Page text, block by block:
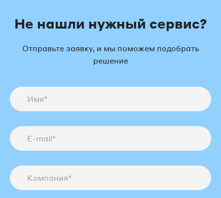
Не нашли нужный сервис?
Отправьте заявку, и мы поможем подобрать
решение